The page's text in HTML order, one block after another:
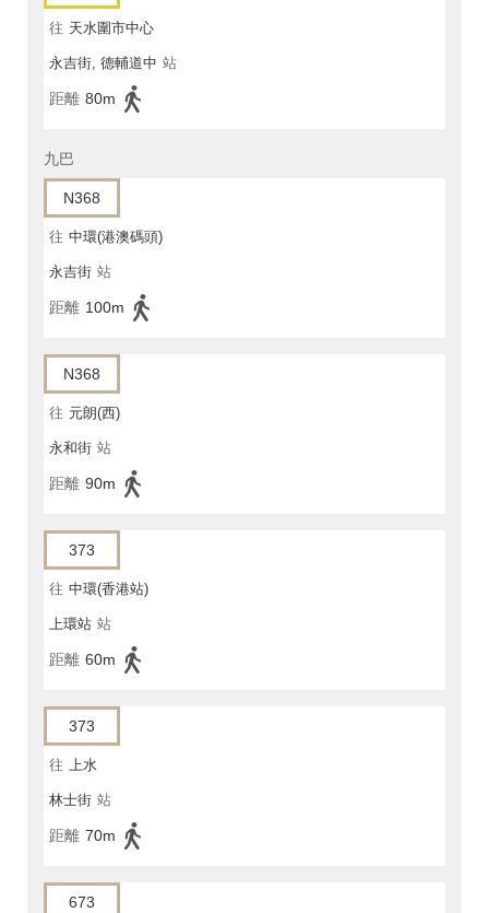
往 天水圍市中心
永吉街, 德輔道中 站
距離 80m
九巴
N368
往 中環(港澳碼頭)
永吉街 站
距離 100m
N368
往 元朗(西)
永和街 站
距離 90m
373
往 中環(香港站)
上環站 站
距離 60m
373
往 上水
林士街 站
距離 70m
673